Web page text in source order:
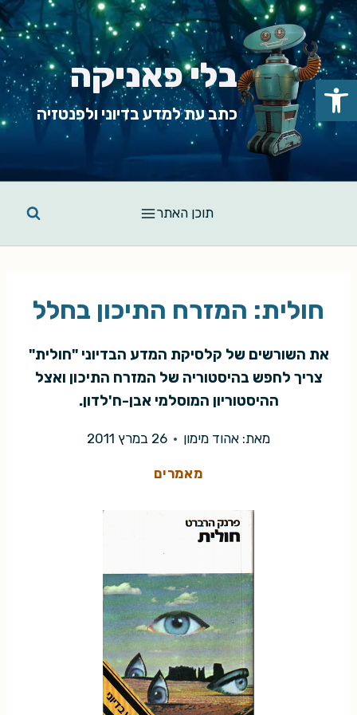
Skip
to
content
בלי פאניקה
כתב עת למדע בדיוני ולפנטזיה
תוכן האתר
חולית: המזרח התיכון בחלל
את השורשים של קלסיקת המדע הבדיוני "חולית"
צריך לחפש בהיסטוריה של המזרח התיכון ואצל
ההיסטוריון המוסלמי אבן-ח'לדון.
מאת: אהוד מימון 26 במרץ 2011
מאמרים
פתח סרגל נגישות